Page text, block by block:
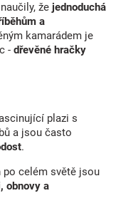
že jednoduchá
a
kamarádem je
- dřevěné hračky
plazi s
a jsou často
.
celém světě jsou
obnovy a